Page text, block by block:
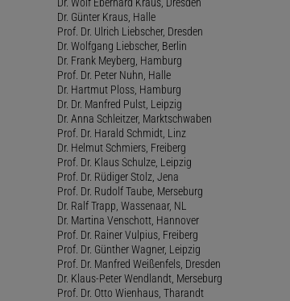
Dr. Günter Kraus, Halle
Prof. Dr. Ulrich Liebscher, Dresden
Dr. Wolfgang Liebscher, Berlin
Dr. Frank Meyberg, Hamburg
Prof. Dr. Peter Nuhn, Halle
Dr. Hartmut Ploss, Hamburg
Dr. Dr. Manfred Pulst, Leipzig
Dr. Anna Schleitzer, Marktschwaben
Prof. Dr. Harald Schmidt, Linz
Dr. Helmut Schmiers, Freiberg
Prof. Dr. Klaus Schulze, Leipzig
Prof. Dr. Rüdiger Stolz, Jena
Prof. Dr. Rudolf Taube, Merseburg
Dr. Ralf Trapp, Wassenaar, NL
Dr. Martina Venschott, Hannover
Prof. Dr. Rainer Vulpius, Freiberg
Prof. Dr. Günther Wagner, Leipzig
Prof. Dr. Manfred Weißenfels, Dresden
Dr. Klaus-Peter Wendlandt, Merseburg
Prof. Dr. Otto Wienhaus, Tharandt